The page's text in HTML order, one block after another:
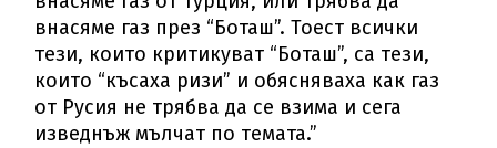
внасяме газ през “Боташ”. Тоест всички
тези, които критикуват “Боташ”, са тези,
които “късаха ризи” и обясняваха как газ
от Русия не трябва да се взима и сега
изведнъж мълчат по темата.”